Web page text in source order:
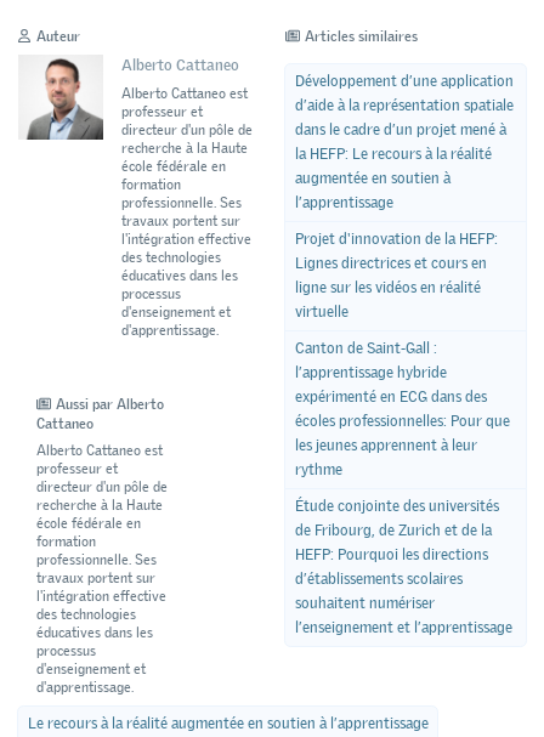
Auteur
Alberto Cattaneo
Alberto Cattaneo est
professeur et
directeur d'un pôle de
recherche à la Haute
école fédérale en
formation
professionnelle. Ses
travaux portent sur
l'intégration effective
des technologies
éducatives dans les
processus
d'enseignement et
d'apprentissage.
Aussi par Alberto
Cattaneo
Alberto Cattaneo est
professeur et
directeur d'un pôle de
recherche à la Haute
école fédérale en
formation
professionnelle. Ses
travaux portent sur
l'intégration effective
des technologies
éducatives dans les
processus
d'enseignement et
d'apprentissage.
Le recours à la réalité augmentée en soutien à l’apprentissage
Articles similaires
Développement d’une application
d’aide à la représentation spatiale
dans le cadre d’un projet mené à
la HEFP: Le recours à la réalité
augmentée en soutien à
l’apprentissage
Projet d'innovation de la HEFP:
Lignes directrices et cours en
ligne sur les vidéos en réalité
virtuelle
Canton de Saint-Gall :
l’apprentissage hybride
expérimenté en ECG dans des
écoles professionnelles: Pour que
les jeunes apprennent à leur
rythme
Étude conjointe des universités
de Fribourg, de Zurich et de la
HEFP: Pourquoi les directions
d’établissements scolaires
souhaitent numériser
l’enseignement et l’apprentissage